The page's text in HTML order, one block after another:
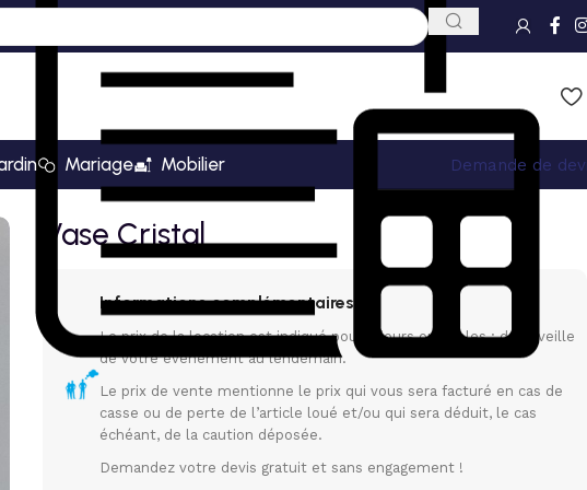
Mariage Mobilier
Demande de
Vase Cristal
Informations complémentaires
Le prix de la location est indiqué pour 3 jours ouvrables : de la veille
de votre événement au lendemain.
Le prix de vente mentionne le prix qui vous sera facturé en cas de
casse ou de perte de l’article loué et/ou qui sera déduit, le cas
échéant, de la caution déposée.
Demandez votre devis gratuit et sans engagement !